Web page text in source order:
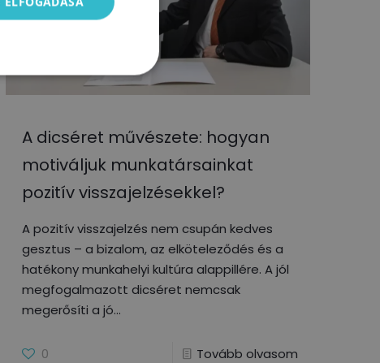
A dicséret művészete: hogyan
motiváljuk munkatársainkat
pozitív visszajelzésekkel?
A pozitív visszajelzés nem csupán kedves
gesztus – a bizalom, az elköteleződés és a
hatékony munkahelyi kultúra alappillére. A jól
megfogalmazott dicséret nemcsak
megerősíti a jó
0 Tovább olvasom